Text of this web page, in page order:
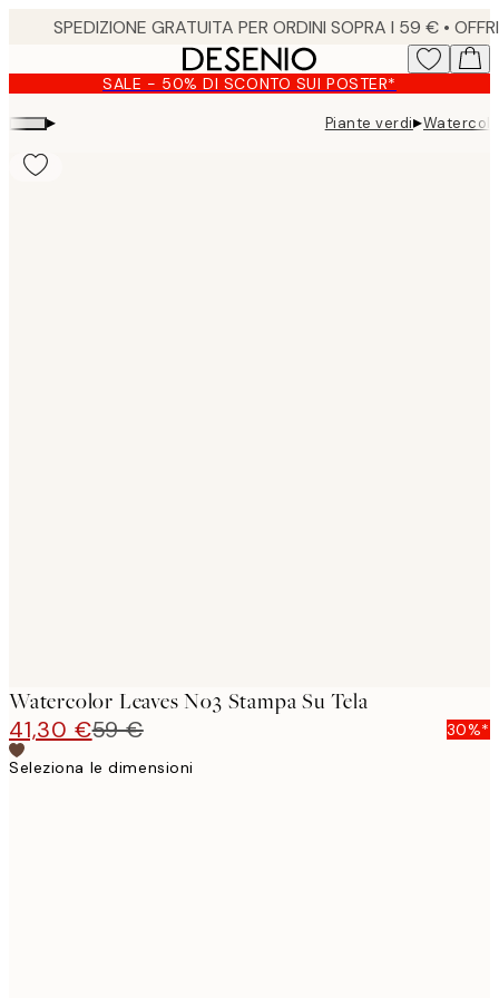
content.
SALE - 50% DI SCONTO SUI POSTER*
▸ Piante verdi▸
Watercolor Leaves No3 Stampa Su Tela
41,30 €59 €
30%*
Seleziona le dimensioni